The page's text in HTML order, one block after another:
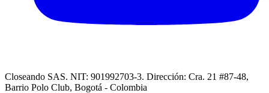
Closeando SAS. NIT: 901992703-3. Dirección: Cra. 21 #87-48,
Barrio Polo Club, Bogotá - Colombia